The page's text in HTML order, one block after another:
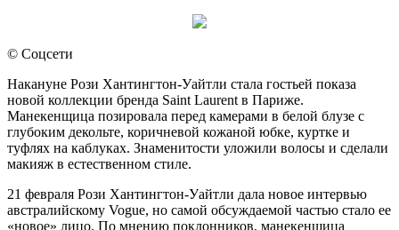
© Соцсети
Накануне Рози Хантингтон-Уайтли стала гостьей показа
новой коллекции бренда Saint Laurent в Париже.
Манекенщица позировала перед камерами в белой блузе с
глубоким декольте, коричневой кожаной юбке, куртке и
туфлях на каблуках. Знаменитости уложили волосы и сделали
макияж в естественном стиле.
21 февраля Рози Хантингтон-Уайтли дала новое интервью
австралийскому Vogue, но самой обсуждаемой частью стало ее
«новое» лицо. По мнению поклонников, манекенщица